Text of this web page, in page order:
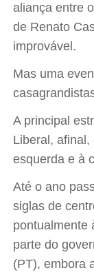
aliança entre
de Renato
improvável.
Mas uma
A principal
Liberal,
esquerda e à
Até o ano
siglas de
pontualmente
parte do
(PT), embora